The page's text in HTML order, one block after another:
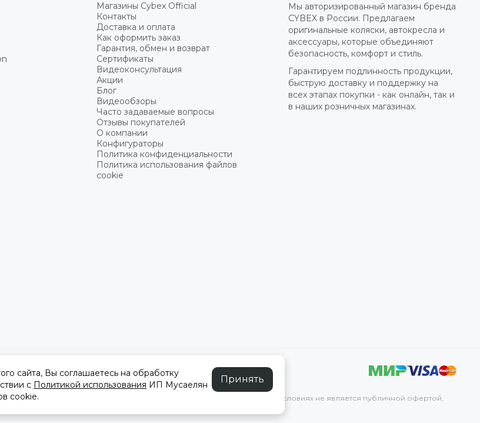
с опцией укачивания можно приобрести в нашем каталоге.
Магазины Cybex Official
Контакты
Доставка и оплата
Как оформить заказ
Гарантия, обмен и возврат
Сертификаты
Видеоконсультация
Акции
Блог
Видеообзоры
Часто задаваемые вопросы
Отзывы покупателей
О компании
Конфигураторы
Политика конфиденциальности
Политика использования файлов
cookie
Мы авторизированный магазин бренда
CYBEX в России. Предлагаем
оригинальные коляски, автокресла и
аксессуары, которые объединяют
безопасность, комфорт и стиль.
Гарантируем подлинность продукции,
быструю доставку и поддержку на
всех этапах покупки - как онлайн, так и
в наших розничных магазинах.
товаров и услуг, носит информационный характер и ни при каких условиях не является публичной офертой,
сайта, Вы соглашаетесь на обработку
с Политикой использования ИП Мусаелян
cookie.
Принять